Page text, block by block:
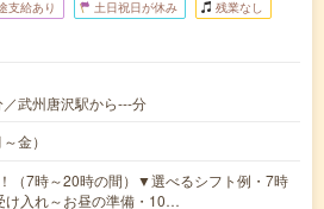
支給あり 土日祝日が休み 残業なし
武州唐沢駅から---分
金）
（7時～20時の間）▼選べるシフト例・7時
け入れ～お昼の準備・10…